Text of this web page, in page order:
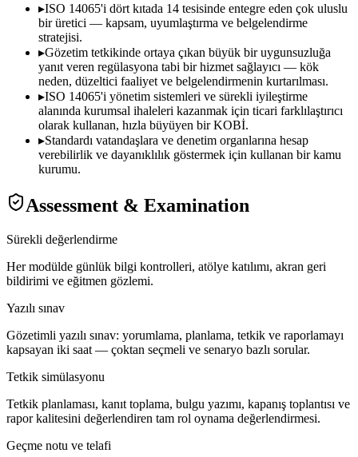
▸ISO 14065'i dört kıtada 14 tesisinde entegre eden çok uluslu
bir üretici — kapsam, uyumlaştırma ve belgelendirme
stratejisi.
▸Gözetim tetkikinde ortaya çıkan büyük bir uygunsuzluğa
yanıt veren regülasyona tabi bir hizmet sağlayıcı — kök
neden, düzeltici faaliyet ve belgelendirmenin kurtarılması.
▸ISO 14065'i yönetim sistemleri ve sürekli iyileştirme
alanında kurumsal ihaleleri kazanmak için ticari farklılaştırıcı
olarak kullanan, hızla büyüyen bir KOBİ.
▸Standardı vatandaşlara ve denetim organlarına hesap
verebilirlik ve dayanıklılık göstermek için kullanan bir kamu
kurumu.
Assessment & Examination
Sürekli değerlendirme
Her modülde günlük bilgi kontrolleri, atölye katılımı, akran geri
bildirimi ve eğitmen gözlemi.
Yazılı sınav
Gözetimli yazılı sınav: yorumlama, planlama, tetkik ve raporlamayı
kapsayan iki saat — çoktan seçmeli ve senaryo bazlı sorular.
Tetkik simülasyonu
Tetkik planlaması, kanıt toplama, bulgu yazımı, kapanış toplantısı ve
rapor kalitesini değerlendiren tam rol oynama değerlendirmesi.
Geçme notu ve telafi